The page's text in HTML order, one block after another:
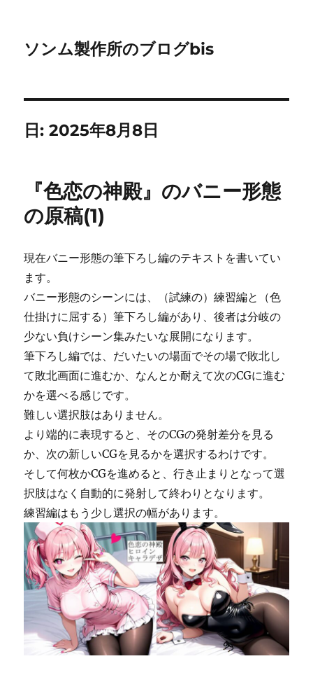
ソンム製作所のブログbis
日:2025年8月8日
『色恋の神殿』のバニー形態
の原稿(1)
現在バニー形態の筆下ろし編のテキストを書いてい
ます。
バニー形態のシーンには、（試練の）練習編と（色
仕掛けに屈する）筆下ろし編があり、後者は分岐の
少ない負けシーン集みたいな展開になります。
筆下ろし編では、だいたいの場面でその場で敗北し
て敗北画面に進むか、なんとか耐えて次のCGに進む
かを選べる感じです。
難しい選択肢はありません。
より端的に表現すると、そのCGの発射差分を見る
か、次の新しいCGを見るかを選択するわけです。
そして何枚かCGを進めると、行き止まりとなって選
択肢はなく自動的に発射して終わりとなります。
練習編はもう少し選択の幅があります。